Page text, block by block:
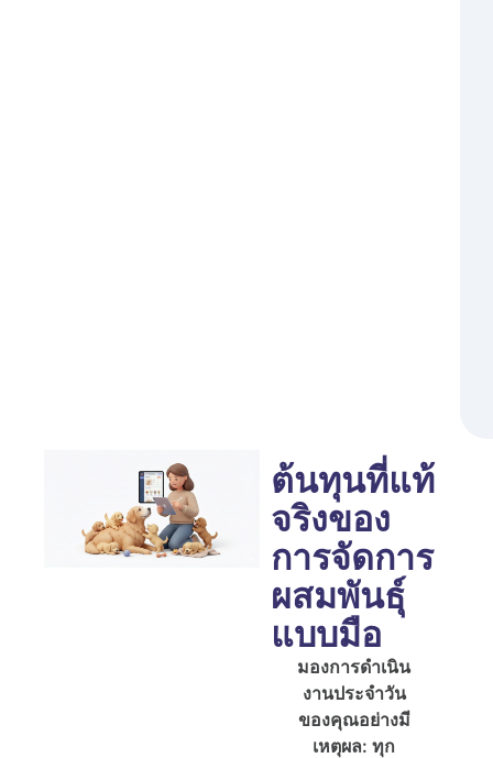
ต้นทุนที่แท้
จริงของ
การจัดการ
ผสมพันธุ์
แบบมือ
มองการดำเนิน
งานประจำวัน
ของคุณอย่างมี
เหตุผล: ทุก